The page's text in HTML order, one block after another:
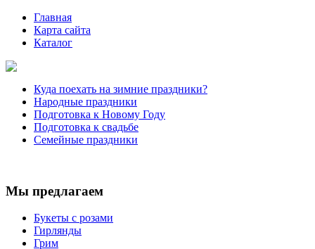
Главная
Карта сайта
Каталог
Куда поехать на зимние праздники?
Народные праздники
Подготовка к Новому Году
Подготовка к свадьбе
Семейные праздники
Мы предлагаем
Букеты с розами
Гирлянды
Грим